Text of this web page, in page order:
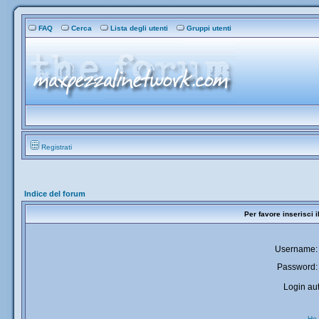
FAQ Cerca Lista degli utenti Gruppi utenti
Registrati
Indice del forum
Per favore inserisci
Username:
Password:
Login